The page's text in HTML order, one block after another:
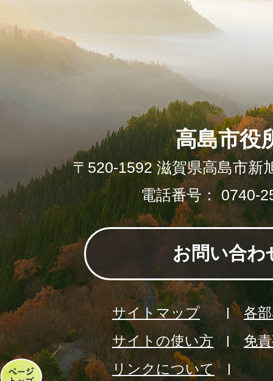
ペ
高島市役
〒520-1592 滋賀県高島市新
電話番号： 0740-
お問い合わ
サイトマップ
各
サイトの使い方
免
リンクについて